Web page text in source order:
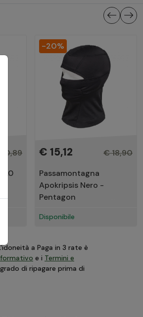
-20%
€ 15,12
€ 18,90
Passamontagna
Apokripsis Nero -
Pentagon
Disponibile
a Paga in 3 rate è
e i Termini e
di ripagare prima di